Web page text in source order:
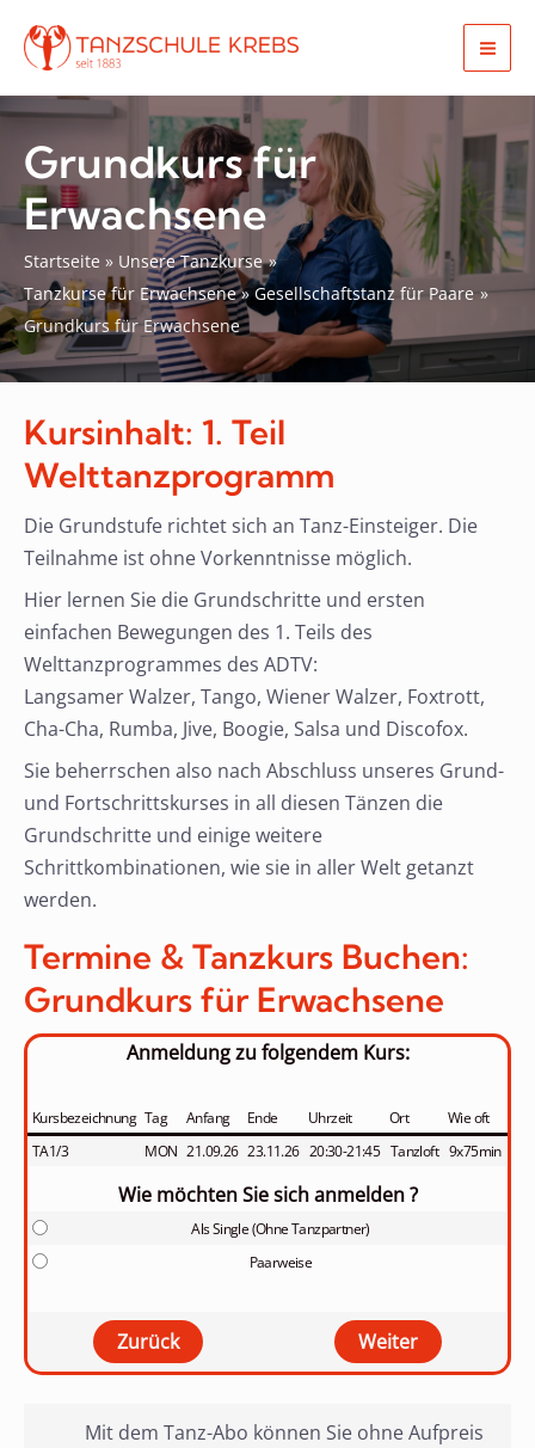
Inhalt
springen
Grundkurs für
Erwachsene
Startseite
Unsere Tanzkurse
Tanzkurse für Erwachsene
Gesellschaftstanz für Paare
Grundkurs für Erwachsene
Kursinhalt: 1. Teil
Welttanzprogramm
Die Grundstufe richtet sich an Tanz-Einsteiger. Die
Teilnahme ist ohne Vorkenntnisse möglich.
Hier lernen Sie die Grundschritte und ersten
einfachen Bewegungen des 1. Teils des
Welttanzprogrammes des ADTV:
Langsamer Walzer, Tango, Wiener Walzer, Foxtrott,
Cha-Cha, Rumba, Jive, Boogie, Salsa und Discofox.
Sie beherrschen also nach Abschluss unseres Grund-
und Fortschrittskurses in all diesen Tänzen die
Grundschritte und einige weitere
Schrittkombinationen, wie sie in aller Welt getanzt
werden.
Termine & Tanzkurs Buchen:
Grundkurs für Erwachsene
Anmeldung zu folgendem Kurs:
Kursbezeichnung Tag Anfang Ende Uhrzeit Ort
Wie oft
TA1/3
MON 21.09.26 23.11.26 20:30-21:45 Tanzloft 9x75min
Wie möchten Sie sich anmelden ?
Als Single (Ohne Tanzpartner)
Paarweise
Mit dem Tanz-Abo können Sie ohne Aufpreis